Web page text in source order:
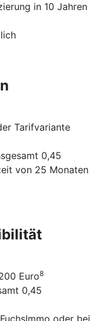
in 10 Jahren
Tarifvariante
0,45
von 25 Monaten
Euro8
0,45